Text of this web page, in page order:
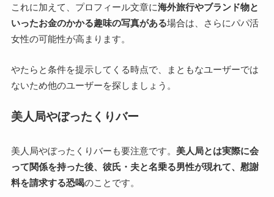
これに加えて、プロフィール文章に海外旅行やブランド物と
いったお金のかかる趣味の写真がある場合は、さらにパパ活
女性の可能性が高まります。
やたらと条件を提示してくる時点で、まともなユーザーでは
ないため他のユーザーを探しましょう。
美人局やぼったくりバー
美人局やぼったくりバーも要注意です。 美人局とは実際に会
って関係を持った後、彼氏・夫と名乗る男性が現れて、慰謝
料を請求する恐喝のことです。